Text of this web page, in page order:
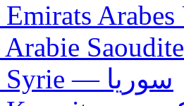
Musique Syrie — سوريا